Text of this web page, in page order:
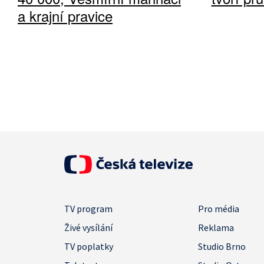
a krajní pravice
TV program
Pro média
Živé vysílání
Reklama
TV poplatky
Studio Brno